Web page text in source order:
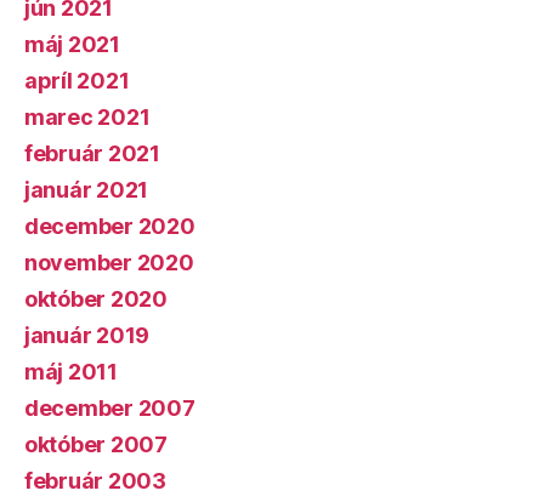
jún 2021
máj 2021
apríl 2021
marec 2021
február 2021
január 2021
december 2020
november 2020
október 2020
január 2019
máj 2011
december 2007
október 2007
február 2003